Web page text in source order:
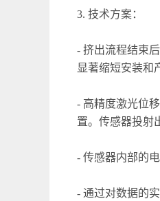
3. 技术方案：
- 挤出流程结束
显著缩短安装和
- 高精度激光位
置。传感器投射
- 传感器内部的
- 通过对数据的